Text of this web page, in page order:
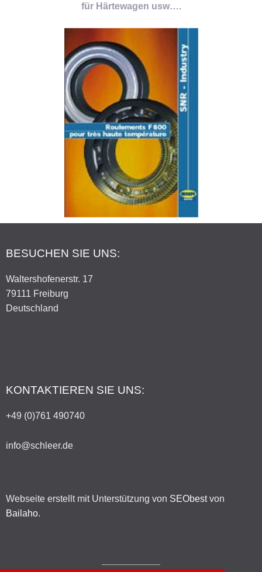
für Härtewagen usw….
BESUCHEN SIE UNS:
Waltershofenerstr. 17
79111 Freiburg
Deutschland
KONTAKTIEREN SIE UNS:
+49 (0)761 490740
info@schleer.de
Webseite erstellt mit Unterstützung von SEObestvon
Bailaho.